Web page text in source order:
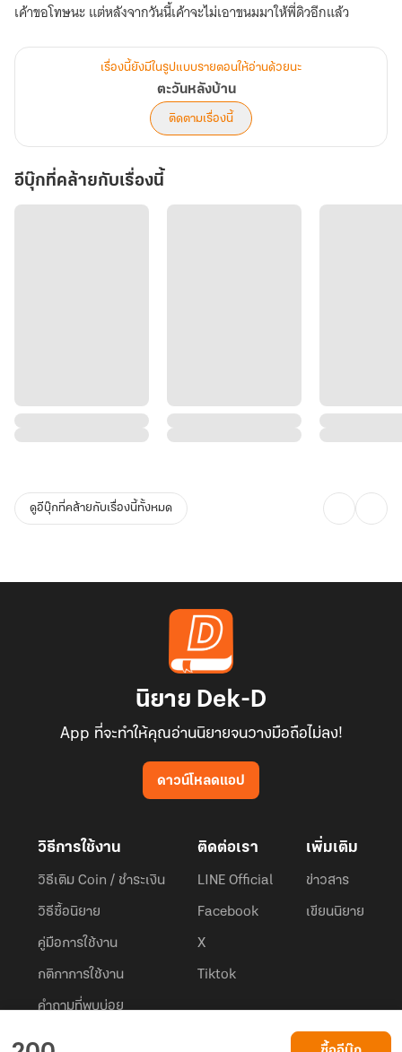
เค้าขอโทษนะ แต่หลังจากวันนี้เค้าจะไม่เอาขนมมาให้พี่ดิวอีกแล้ว
เรื่องนี้ยังมีในรูปแบบรายตอนให้อ่านด้วยนะ
ตะวันหลังบ้าน
ติดตามเรื่องนี้
อีบุ๊กที่คล้ายกับเรื่องนี้
ดูอีบุ๊กที่คล้ายกับเรื่องนี้ทั้งหมด
นิยาย Dek-D
App ที่จะทำให้คุณอ่านนิยายจนวางมือถือไม่ลง!
ดาวน์โหลดแอป
วิธีการใช้งาน
วิธีเติม Coin / ชำระเงิน
วิธีซื้อนิยาย
คู่มือการใช้งาน
กติกาการใช้งาน
คำถามที่พบบ่อย
ติดต่อเรา
LINE Official
Facebook
X
Tiktok
เพิ่มเติม
ข่าวสาร
เขียนนิยาย
Dek-D.com ใช้คุกกี้เพื่อพัฒนาประสบการณ์ของ ผู้ใช้ให้ดียิ่งขึ้น